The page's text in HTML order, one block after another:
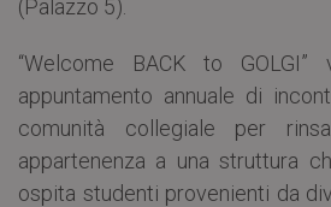
(Palazzo 5).
“Welcome BACK to GOLGI”
appuntamento annuale di
comunità collegiale per
appartenenza a una struttura
ospita studenti provenienti da